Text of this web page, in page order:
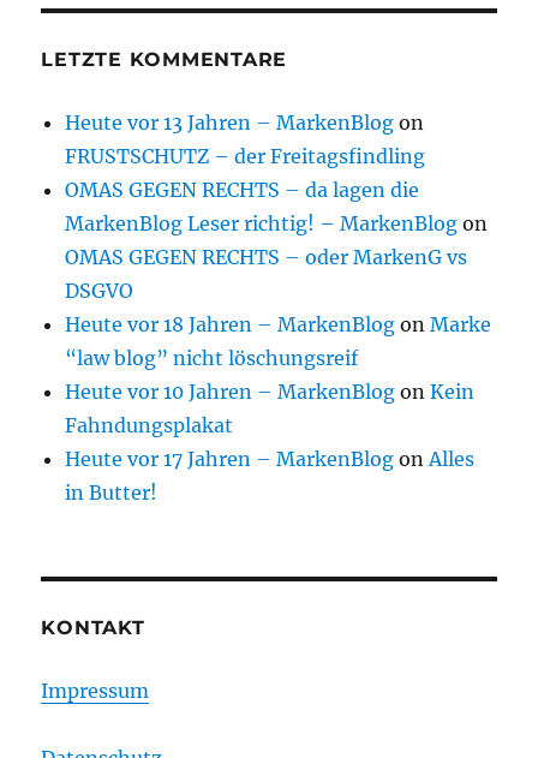
LETZTE KOMMENTARE
Heute vor 13 Jahren – MarkenBlog on
FRUSTSCHUTZ – der Freitagsfindling
OMAS GEGEN RECHTS – da lagen die
MarkenBlog Leser richtig! – MarkenBlog on
OMAS GEGEN RECHTS – oder MarkenG vs
DSGVO
Heute vor 18 Jahren – MarkenBlog onMarke
“law blog” nicht löschungsreif
Heute vor 10 Jahren – MarkenBlog onKein
Fahndungsplakat
Heute vor 17 Jahren – MarkenBlog onAlles
in Butter!
KONTAKT
Impressum